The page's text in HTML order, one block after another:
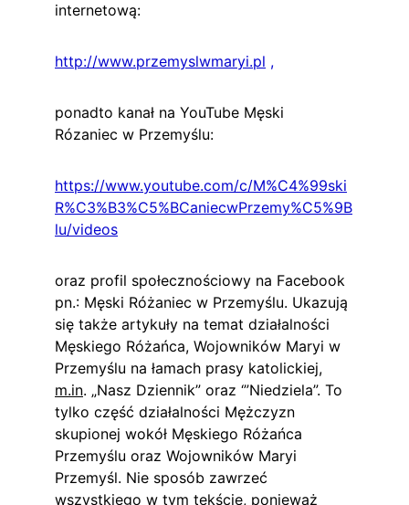
internetową:
http://www.przemyslwmaryi.pl ,
ponadto kanał na YouTube Męski
Rózaniec w Przemyślu:
https://www.youtube.com/c/M%C4%99ski
R%C3%B3%C5%BCaniecwPrzemy%C5%9B
lu/videos
oraz profil społecznościowy na Facebook
pn.: Męski Różaniec w Przemyślu. Ukazują
się także artykuły na temat działalności
Męskiego Różańca, Wojowników Maryi w
Przemyślu na łamach prasy katolickiej,
m.in. „Nasz Dziennik” oraz ‘”Niedziela”. To
tylko część działalności Mężczyzn
skupionej wokół Męskiego Różańca
Przemyślu oraz Wojowników Maryi
Przemyśl. Nie sposób zawrzeć
wszystkiego w tym tekście, ponieważ